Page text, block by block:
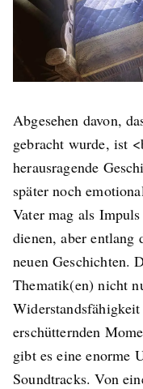
Abgesehen davon,
gebracht wurde, ist
herausragende
später noch
Vater mag als
dienen, aber entlang
neuen Geschichten.
Thematik(en) nicht
erschütternden
gibt es eine enorme
Soundtracks. Von